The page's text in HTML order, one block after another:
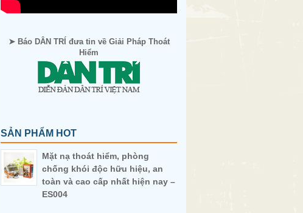
➤ Báo DÂN TRÍ đưa tin về Giải Pháp Thoát
Hiểm
SẢN PHẨM HOT
Mặt nạ thoát hiểm, phòng
chống khói độc hữu hiệu, an
toàn và cao cấp nhất hiện nay –
ES004